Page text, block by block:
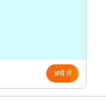
अभी लें